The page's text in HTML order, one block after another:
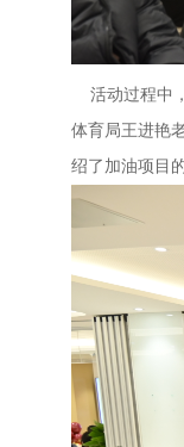
活动过程中
体育局王进艳
绍了加油项目